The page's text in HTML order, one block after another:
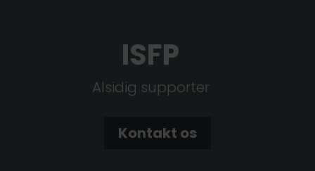
ISFP
Alsidig supporter
Kontakt os